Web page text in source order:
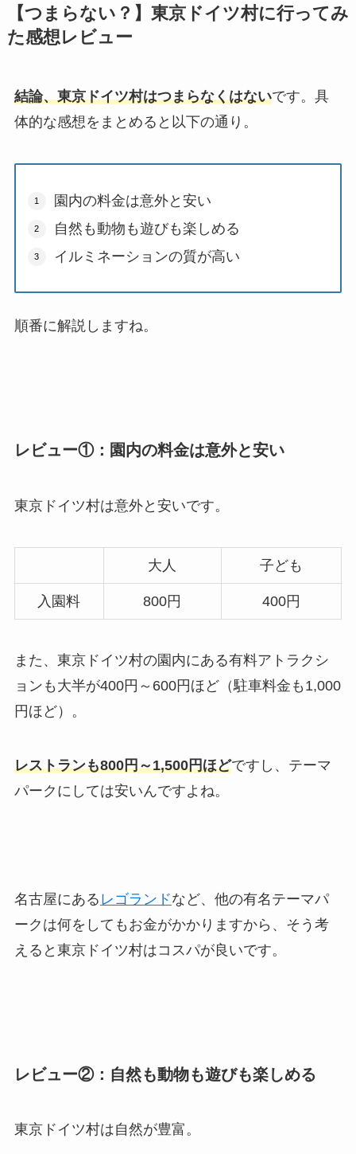
【つまらない？】東京ドイツ村に行ってみ
た感想レビュー
結論、東京ドイツ村はつまらなくはないです。具
体的な感想をまとめると以下の通り。
園内の料金は意外と安い
自然も動物も遊びも楽しめる
イルミネーションの質が高い
順番に解説しますね。
レビュー①：園内の料金は意外と安い
東京ドイツ村は意外と安いです。
大人 子ども
入園料 800円 400円
また、東京ドイツ村の園内にある有料アトラクシ
ョンも大半が400円～600円ほど（駐車料金も1,000
円ほど）。
レストランも800円～1,500円ほどですし、テーマ
パークにしては安いんですよね。
名古屋にある レゴランドなど、他の有名テーマパ
ークは何をしてもお金がかかりますから、そう考
えると東京ドイツ村はコスパが良いです。
レビュー②：自然も動物も遊びも楽しめる
東京ドイツ村は自然が豊富。